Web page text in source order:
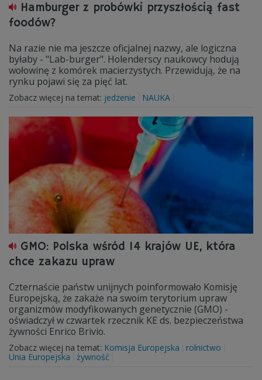
Hamburger z probówki przyszłością fast
foodów?
Na razie nie ma jeszcze oficjalnej nazwy, ale logiczna
byłaby - "Lab-burger". Holenderscy naukowcy hodują
wołowinę z komórek macierzystych. Przewidują, że na
rynku pojawi się za pięć lat.
Zobacz więcej na temat: jedzenie NAUKA
GMO: Polska wśród 14 krajów UE, która
chce zakazu upraw
Czternaście państw unijnych poinformowało Komisję
Europejską, że zakaże na swoim terytorium upraw
organizmów modyfikowanych genetycznie (GMO) -
oświadczył w czwartek rzecznik KE ds. bezpieczeństwa
żywności Enrico Brivio.
Zobacz więcej na temat: Komisja Europejska
rolnictwo
Unia Europejska
żywność